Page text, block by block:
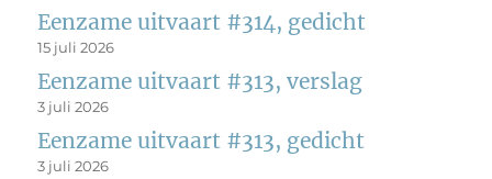
Eenzame uitvaart #314, gedicht
15 juli 2026
Eenzame uitvaart #313, verslag
3 juli 2026
Eenzame uitvaart #313, gedicht
3 juli 2026